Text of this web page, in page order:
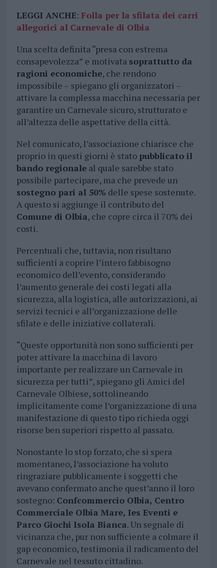
LEGGI ANCHE: Folla per la sfilata dei carri
allegorici al Carnevale di Olbia
Una scelta definita “presa con estrema
consapevolezza” e motivata soprattutto da
ragioni economiche, che rendono
impossibile – spiegano gli organizzatori –
attivare la complessa macchina necessaria per
garantire un Carnevale sicuro, strutturato e
all’altezza delle aspettative della città.
Nel comunicato, l’associazione chiarisce che
proprio in questi giorni è stato pubblicato il
bando regionaleal quale sarebbe stato
possibile partecipare, ma che prevede un
sostegno pari al 50% delle spese sostenute.
A questo si aggiunge il contributo del
Comune di Olbia, che copre circa il 70% dei
costi.
Percentuali che, tuttavia, non risultano
sufficienti a coprire l’intero fabbisogno
economico dell’evento, considerando
l’aumento generale dei costi legati alla
sicurezza, alla logistica, alle autorizzazioni, ai
servizi tecnici e all’organizzazione delle
sfilate e delle iniziative collaterali.
“Queste opportunità non sono sufficienti per
poter attivare la macchina di lavoro
importante per realizzare un Carnevale in
sicurezza per tutti”, spiegano gli Amici del
Carnevale Olbiese, sottolineando
implicitamente come l’organizzazione di una
manifestazione di questo tipo richieda oggi
risorse ben superiori rispetto al passato.
Nonostante lo stop forzato, che si spera
momentaneo, l’associazione ha voluto
ringraziare pubblicamente i soggetti che
avevano confermato anche quest’anno il loro
sostegno: Confcommercio Olbia, Centro
Commerciale Olbia Mare, Ies Eventi e
Parco Giochi Isola Bianca. Un segnale di
vicinanza che, pur non sufficiente a colmare il
gap economico, testimonia il radicamento del
Carnevale nel tessuto cittadino.